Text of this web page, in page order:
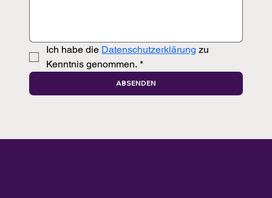
Ich habe die Datenschutzerklärung zu
Kenntnis genommen. *
ABSENDEN